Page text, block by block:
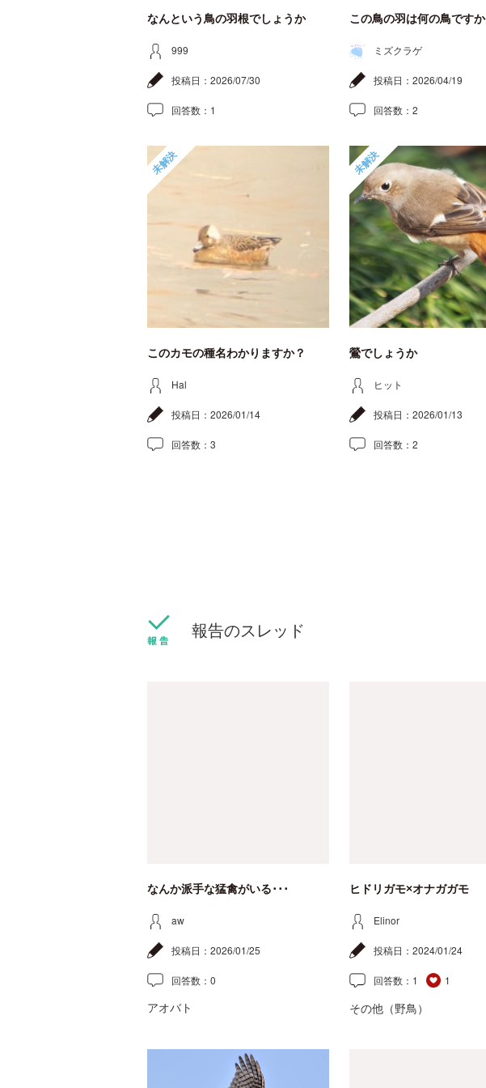
なんという鳥の羽根でしょうか
999
投稿日： 2026/07/30
回答数： 1
この鳥の羽は何の鳥ですか
ミズクラゲ
投稿日： 2026/04/19
回答数： 2
未解決
このカモの種名わかりますか？
Hal
投稿日： 2026/01/14
回答数： 3
未解決
鶯でしょうか
ヒット
投稿日： 2026/01/13
回答数： 2
報告のスレッド
なんか派手な猛禽がいる･･･
aw
投稿日： 2026/01/25
回答数： 0
アオバト
ヒドリガモ×オナガガモ
Elinor
投稿日： 2024/01/24
回答数： 1 1
その他（野鳥）